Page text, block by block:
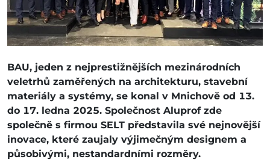
BAU, jeden z nejprestižnějších mezinárodních
veletrhů zaměřených na architekturu, stavební
materiály a systémy, se konal v Mnichově od 13.
do 17. ledna 2025. Společnost Aluprof zde
společně s firmou SELT představila své nejnovější
inovace, které zaujaly výjimečným designem a
působivými, nestandardními rozměry.